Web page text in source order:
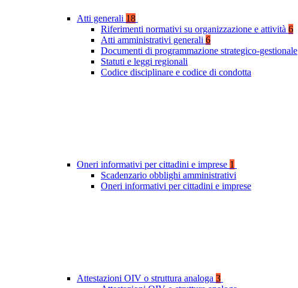
Atti generali 18
Riferimenti normativi su organizzazione e attività 6
Atti amministrativi generali 6
Documenti di programmazione strategico-gestionale
Statuti e leggi regionali
Codice disciplinare e codice di condotta
Oneri informativi per cittadini e imprese 1
Scadenzario obblighi amministrativi
Oneri informativi per cittadini e imprese
Attestazioni OIV o struttura analoga 3